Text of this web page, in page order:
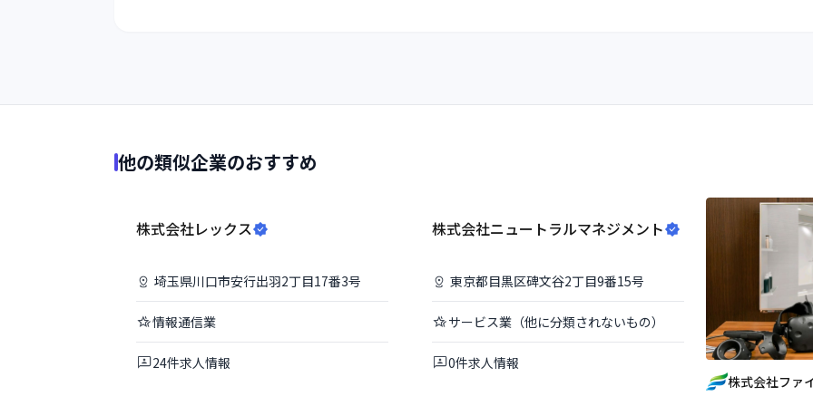
他の類似企業のおすすめ
株式会社レックス
埼玉県川口市安行出羽2丁目17番3号
情報通信業
24件求人情報
株式会社ニュートラルマネジメント
東京都目黒区碑文谷2丁目9番15号
サービス業（他に分類されないもの）
0件求人情報
株式会社ファ